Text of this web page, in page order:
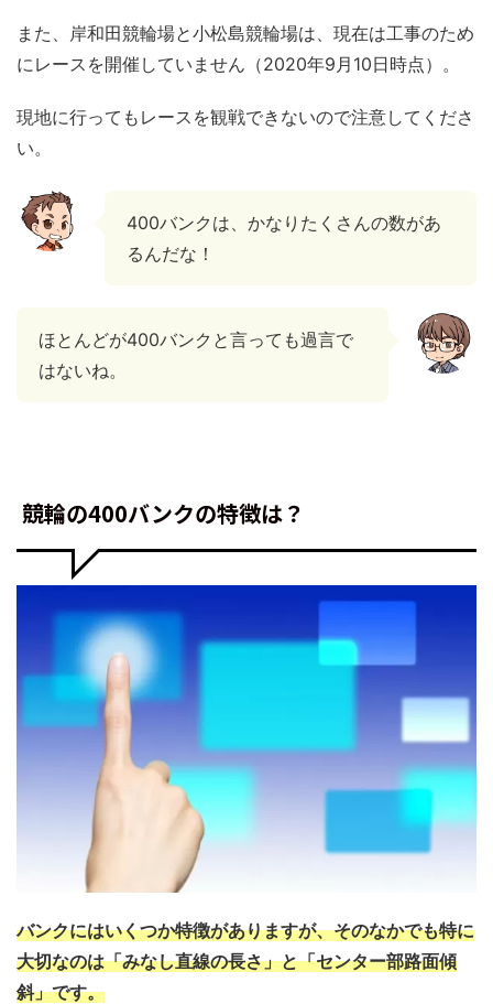
また、岸和田競輪場と小松島競輪場は、現在は工事のため
にレースを開催していません（2020年9月10日時点）。
現地に行ってもレースを観戦できないので注意してくださ
い。
400バンクは、かなりたくさんの数があ
るんだな！
ほとんどが400バンクと言っても過言で
はないね。
競輪の400バンクの特徴は？
バンクにはいくつか特徴がありますが、そのなかでも特に
大切なのは「みなし直線の長さ」と「センター部路面傾
斜」です。